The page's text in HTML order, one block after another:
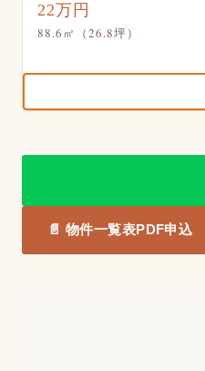
22万円
88.6㎡（26.8坪）
📄 物件一覧表PDF申込